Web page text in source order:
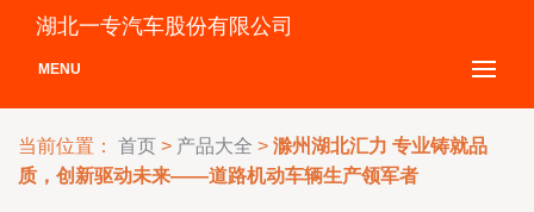
湖北一专汽车股份有限公司
MENU
当前位置： 首页 > 产品大全 > 滁州湖北汇力 专业铸就品
质，创新驱动未来——道路机动车辆生产领军者